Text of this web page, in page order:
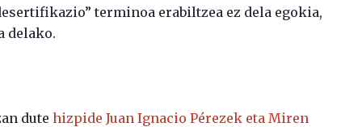
terminoa erabiltzea ez dela egokia,
delako.
dutehizpide Juan Ignacio Pérezek eta Miren